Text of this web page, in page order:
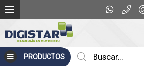
PRODUCTOS